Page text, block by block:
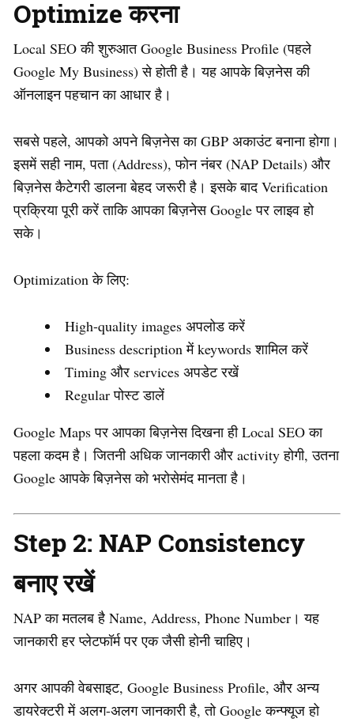
Optimize करना
Local SEO की शुरुआत Google Business Profile (पहले
Google My Business) से होती है। यह आपके बिज़नेस की
ऑनलाइन पहचान का आधार है।
सबसे पहले, आपको अपने बिज़नेस का GBP अकाउंट बनाना होगा।
इसमें सही नाम, पता (Address), फोन नंबर (NAP Details) और
बिज़नेस कैटेगरी डालना बेहद जरूरी है। इसके बाद Verification
प्रक्रिया पूरी करें ताकि आपका बिज़नेस Google पर लाइव हो
सके।
Optimization के लिए:
High-quality images अपलोड करें
Business description में keywords शामिल करें
Timing और services अपडेट रखें
Regular पोस्ट डालें
Google Maps पर आपका बिज़नेस दिखना ही Local SEO का
पहला कदम है। जितनी अधिक जानकारी और activity होगी, उतना
Google आपके बिज़नेस को भरोसेमंद मानता है।
Step 2: NAP Consistency
बनाए रखें
NAP का मतलब है Name, Address, Phone Number। यह
जानकारी हर प्लेटफॉर्म पर एक जैसी होनी चाहिए।
अगर आपकी वेबसाइट, Google Business Profile, और अन्य
डायरेक्टरी में अलग-अलग जानकारी है, तो Google कन्फ्यूज हो